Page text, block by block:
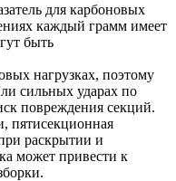
для карбоновых
каждый грамм имеет
быть
нагрузках, поэтому
сильных ударах по
повреждения секций.
пятисекционная
раскрытии и
может привести к